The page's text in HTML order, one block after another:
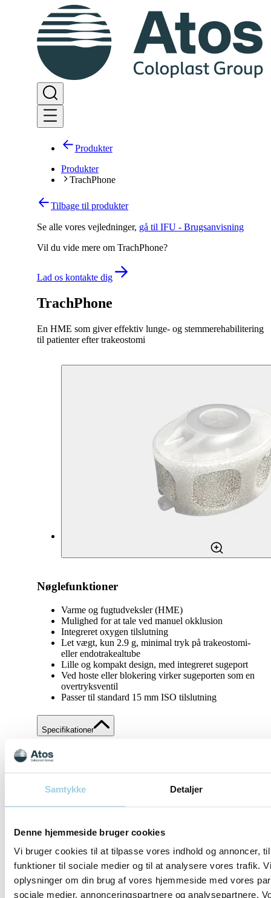
Samtykke Detaljer
Denne hjemmeside bruger cookies
Vi bruger cookies til at tilpasse vores indhold og annoncer,
funktioner til sociale medier og til at analysere vores trafik.
oplysninger om din brug af vores hjemmeside med vores
sociale medier, annonceringspartnere og analysepartnere.
Produkter
Produkter
TrachPhone
TrachPhone
En HME som giver effektiv lunge- og stemmerehabilitering
til patienter efter trakeostomi
Tilbage til produkter
Nøglefunktioner
Varme og fugtudveksler (HME)
Mulighed for at tale ved manuel okklusion
Integreret oxygen tilslutning
Let vægt, kun 2.9 g, minimal tryk på trakeostomi-
eller endotrakealtube
Lille og kompakt design, med integreret sugeport
Ved hoste eller blokering virker sugeporten som en
overtryksventil
Passer til standard 15 mm ISO tilslutning
Specifikationer
Se alle vores vejledninger, gå til IFU - Brugsanvisning
Vil du vide mere om TrachPhone?
Lad os kontakte dig
Del Gem til mit indhold